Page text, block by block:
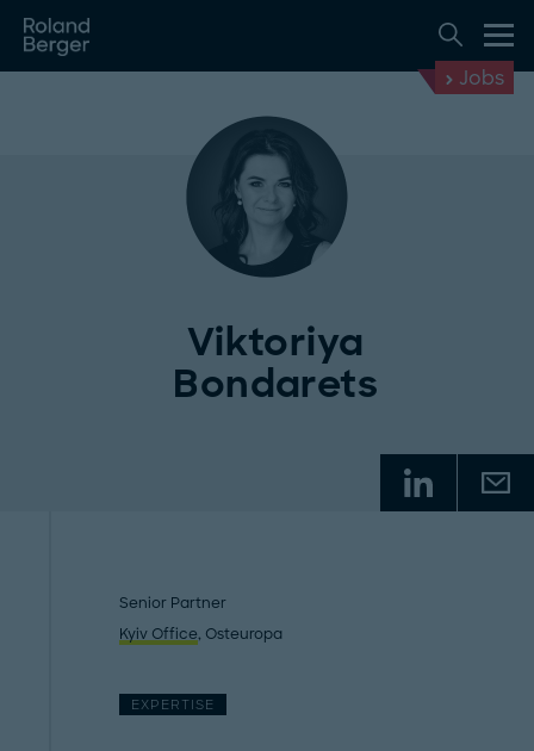
Jobs
Viktoriya
Bondarets
Senior Partner
Kyiv Office, Osteuropa
EXPERTISE